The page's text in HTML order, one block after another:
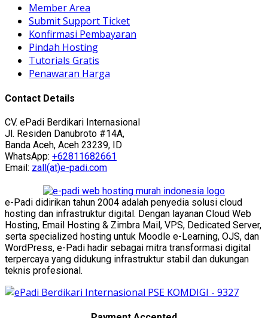
Member Area
Submit Support Ticket
Konfirmasi Pembayaran
Pindah Hosting
Tutorials Gratis
Penawaran Harga
Contact Details
CV. ePadi Berdikari Internasional
Jl. Residen Danubroto #14A,
Banda Aceh, Aceh 23239, ID
WhatsApp: +62811682661
Email: zall(at)e-padi.com
e-Padi didirikan tahun 2004 adalah penyedia solusi cloud
hosting dan infrastruktur digital. Dengan layanan Cloud Web
Hosting, Email Hosting & Zimbra Mail, VPS, Dedicated Server,
serta specialized hosting untuk Moodle e-Learning, OJS, dan
WordPress, e-Padi hadir sebagai mitra transformasi digital
terpercaya yang didukung infrastruktur stabil dan dukungan
teknis profesional.